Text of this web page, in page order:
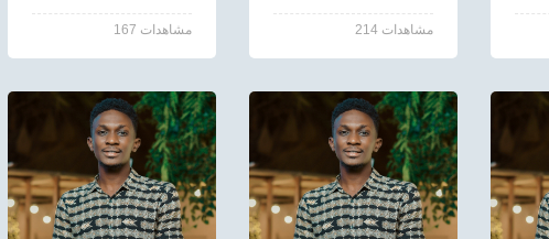
167 مشاهدات 214 مشاهدات